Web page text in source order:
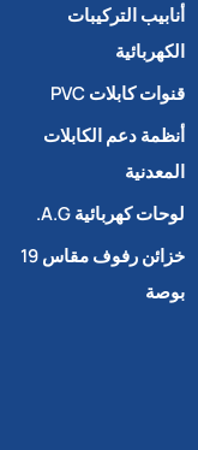
أنابيب التركيبات
الكهربائية
قنوات كابلات PVC
أنظمة دعم الكابلات
المعدنية
لوحات كهربائية A.G.
خزائن رفوف مقاس 19
بوصة